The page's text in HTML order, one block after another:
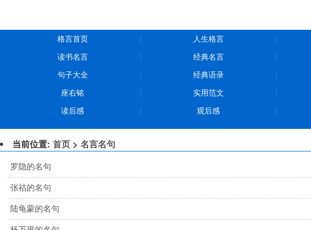
格言首页 人生格言
读书名言 经典名言
句子大全 经典语录
座右铭 实用范文
读后感 观后感
当前位置: 首页 > 名言名句
罗隐的名句
张祜的名句
陆龟蒙的名句